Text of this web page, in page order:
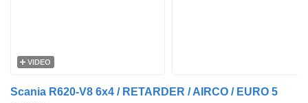
VIDEO
Scania R620-V8 6x4 / RETARDER / AIRCO / EURO 5